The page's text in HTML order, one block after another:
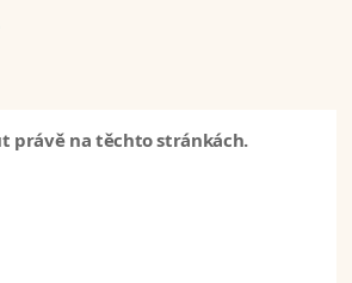
právě na těchto stránkách.